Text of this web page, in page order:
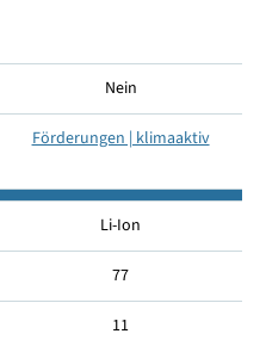
Nein
Förderungen | klimaaktiv
Li-Ion
77
11